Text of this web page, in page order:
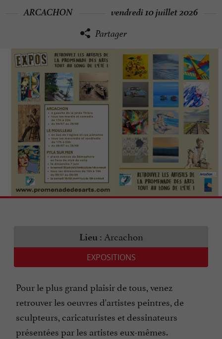
ARCACHON vendredi 10 juillet 2026
Partager
Lieu : Arcachon
EXPOSITIONS
Pour le plus grand plaisir de tous, venez
retrouver les oeuvres d'artistes peintres, de
sculpteurs, caricaturistes et dessinateurs
présentées par les artistes eux-mêmes.